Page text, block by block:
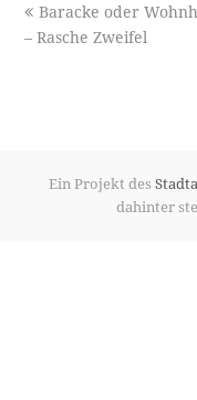
previous
post:
Baracke oder
– Rasche Zweifel
Ein Projekt des
dahinter